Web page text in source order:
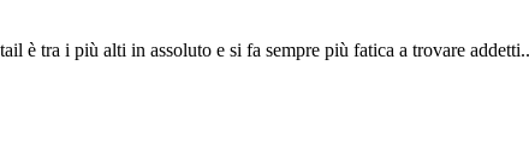
è tra i più alti in assoluto e si fa sempre più fatica a trovare